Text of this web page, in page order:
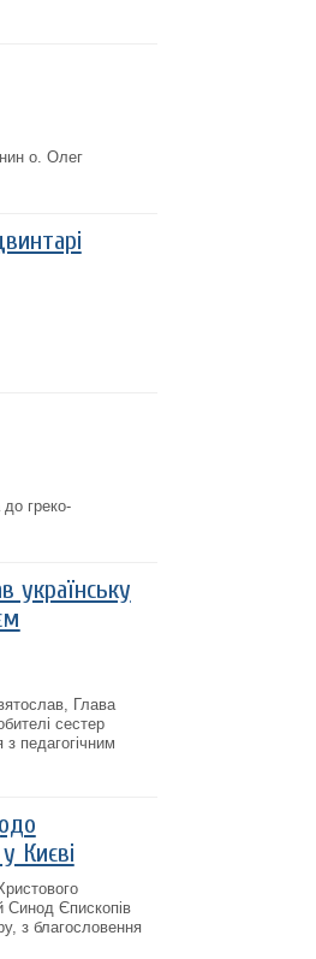
о. Олег
греко-
українську
Глава
сестер
педагогічним
Києві
Синод Єпископів
з благословення